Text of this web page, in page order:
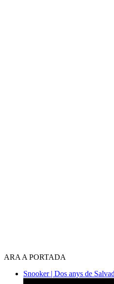
ARA A PORTADA
Snooker | Dos anys de